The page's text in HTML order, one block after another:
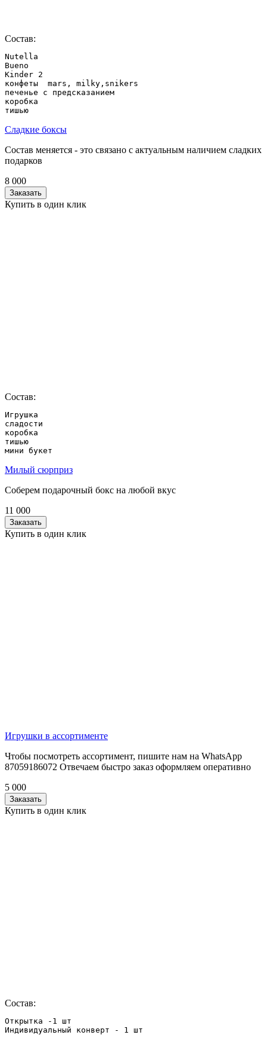
Состав:
Nutella
Bueno
Kinder 2
конфеты  mars, milky,snikers
печенье с предсказанием
коробка
Сладкие боксы
Состав меняется - это связано с актуальным наличием сладких
подарков
8 000
Заказать
Купить в один клик
Состав:
Игрушка
сладости
коробка
тишью
мини букет
Милый сюрприз
Соберем подарочный бокс на любой вкус
11 000
Заказать
Купить в один клик
Игрушки в ассортименте
Чтобы посмотреть ассортимент, пишите нам на WhatsApp
87059186072 Отвечаем быстро заказ оформляем оперативно
5 000
Заказать
Купить в один клик
Состав:
Открытка -1 шт
Индивидуальный конверт - 1 шт